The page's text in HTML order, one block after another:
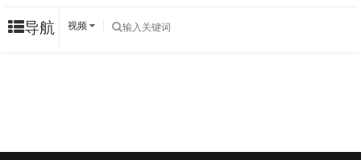
导航 视频